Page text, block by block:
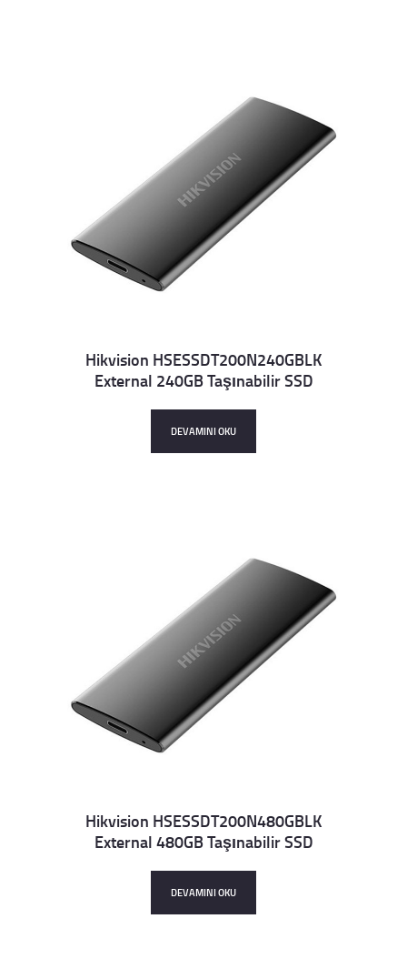
Details
Hikvision HSESSDT200N240GBLK
External 240GB Taşınabilir SSD
DEVAMINI OKU
Details
Hikvision HSESSDT200N480GBLK
External 480GB Taşınabilir SSD
DEVAMINI OKU